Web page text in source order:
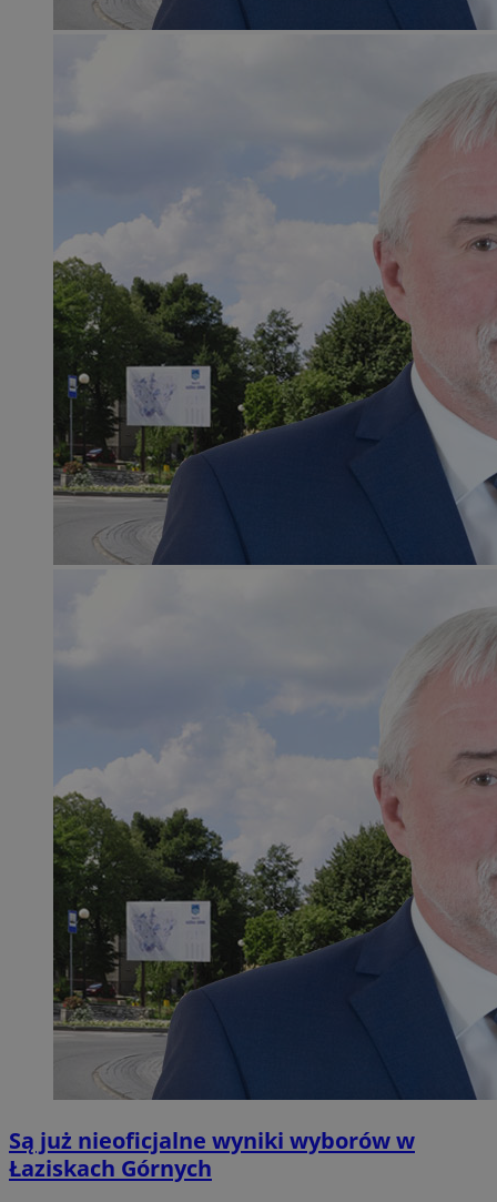
Są już nieoficjalne wyniki wyborów w
Łaziskach Górnych